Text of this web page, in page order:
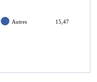
Autres 15,47